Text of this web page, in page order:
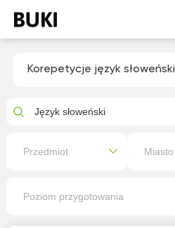
Korepetycje język słoweński
Język słoweński
Przedmiot Miasto
Poziom przygotowania